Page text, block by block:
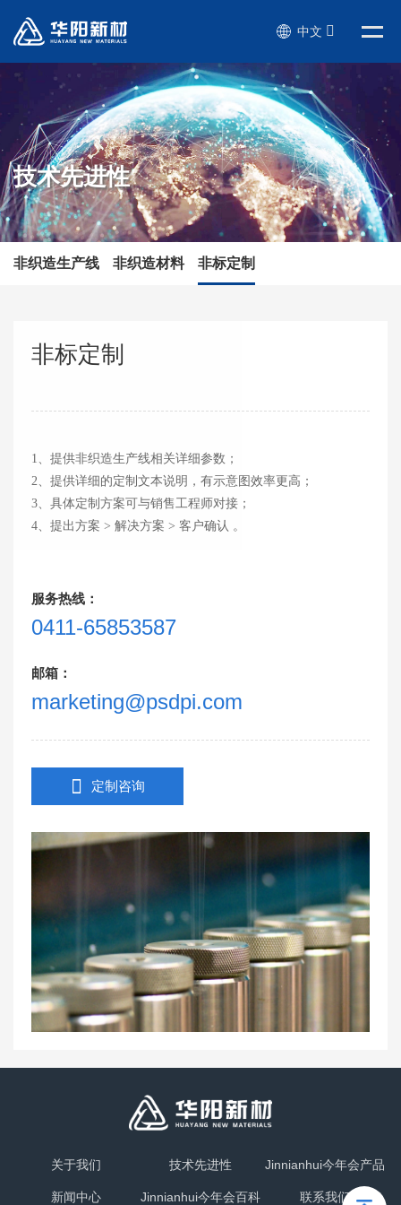
中文
技术先进性
非织造生产线 非织造材料 非标定制
非标定制
1、提供非织造生产线相关详细参数；
2、提供详细的定制文本说明，有示意图效率更高；
3、具体定制方案可与销售工程师对接；
4、提出方案 > 解决方案 > 客户确认 。
服务热线：
0411-65853587
邮箱：
marketing@psdpi.com
定制咨询
关于我们 技术先进性 Jinnianhui今年会产品
新闻中心 Jinnianhui今年会百科 联系我们